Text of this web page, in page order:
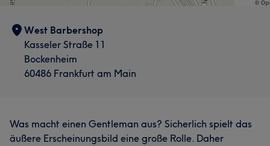
West Barbershop
Kasseler Straße 11
Bockenheim
60486 Frankfurt am Main
Was macht einen Gentleman aus? Sicherlich spielt das
äußere Erscheinungsbild eine große Rolle. Daher